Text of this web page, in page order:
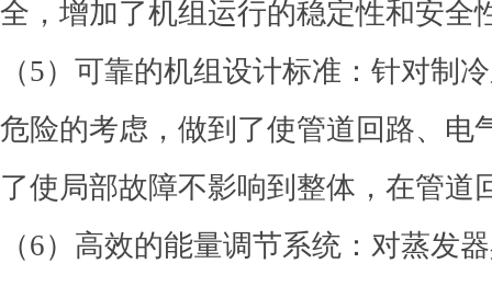
全，增加了机组运行的稳定性和安全
（5）可靠的机组设计标准：针对制
危险的考虑，做到了使管道回路、电
了使局部故障不影响到整体，在管道
（6）高效的能量调节系统：对蒸发